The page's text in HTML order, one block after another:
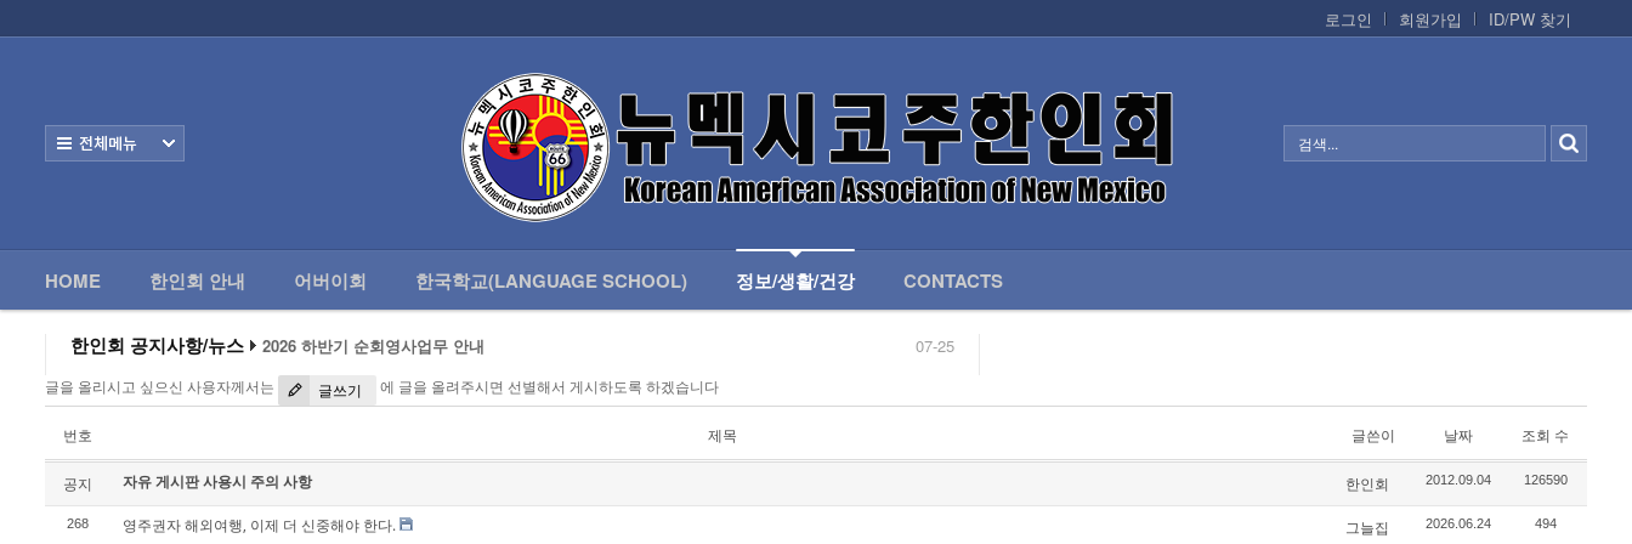
로그인
회원가입 ID/PW 찾기
HOME 한인회 안내 어버이회 한국학교(LANGUAGE SCHOOL) 정보/생활/건강 CONTACTS
한인회 공지사항/뉴스 07-25
2026 하반기 순회영사업무 안내
왕과 사는 남자 앨버커키에서 영화 상영합니다.
02-20
알버커키 감리교회 부흥회 조영진 목사님
07-25
2026 하반기 순회영사업무 안내
글을 올리시고 싶으신 사용자께서는 글쓰기 에 글을 올려주시면 선별해서 게시하도록 하겠습니다
번호 제목 글쓴이 날짜 조회 수
공지 자유 게시판 사용시 주의 사항 한인회 2012.09.04 126590
268 영주권자 해외여행, 이제 더 신중해야 한다. 그늘집 2026.06.24 494
한인회 안내
정보/생활/건강
- 한인회총람(2012)
- 뉴멕시코 한인업소록
- 뉴멕시코골프회
Contacts